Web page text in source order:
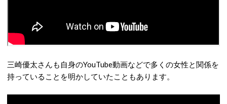
三崎優太さんも自身のYouTube動画などで多くの女性と関係を
持っていることを明かしていたこともあります。